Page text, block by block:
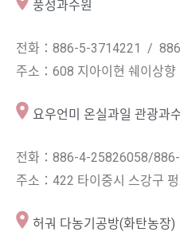
풍성과수원
전화：886-5-3714221 /
주소：608 지아이현 쉐이상
요우언미 온실과일 관광과
전화：886-4-25826058/
주소：422 타이중시 스강구
허궈 다농기공방(화탄농장)